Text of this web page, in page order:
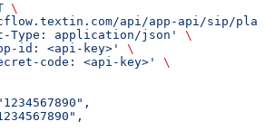
\
api/app-api/sip/
Type: application/json'
\
id: <api-key>'
\
code: <api-key>'
\